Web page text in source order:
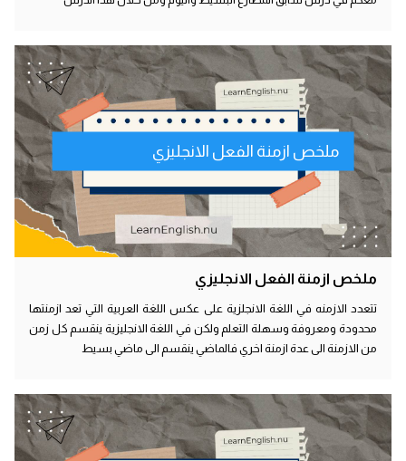
ملخص ازمنة الفعل الانجليزي
ملخص ازمنة الفعل الانجليزي
تتعدد الازمنه في اللغة الانجلزية على عكس اللغة العربية التي تعد ازمنتها
محدودة ومعروفة وسهلة التعلم ولكن في اللغة الانجليزية ينقسم كل زمن
من الازمنة الى عدة ازمنة اخري فالماضي ينقسم الى ماضي بسيط